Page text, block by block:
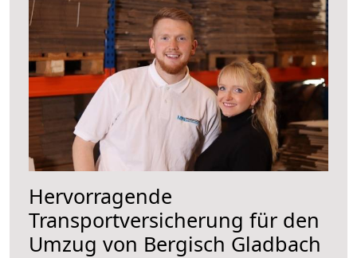
Hervorragende
Transportversicherung für den
Umzug von Bergisch Gladbach